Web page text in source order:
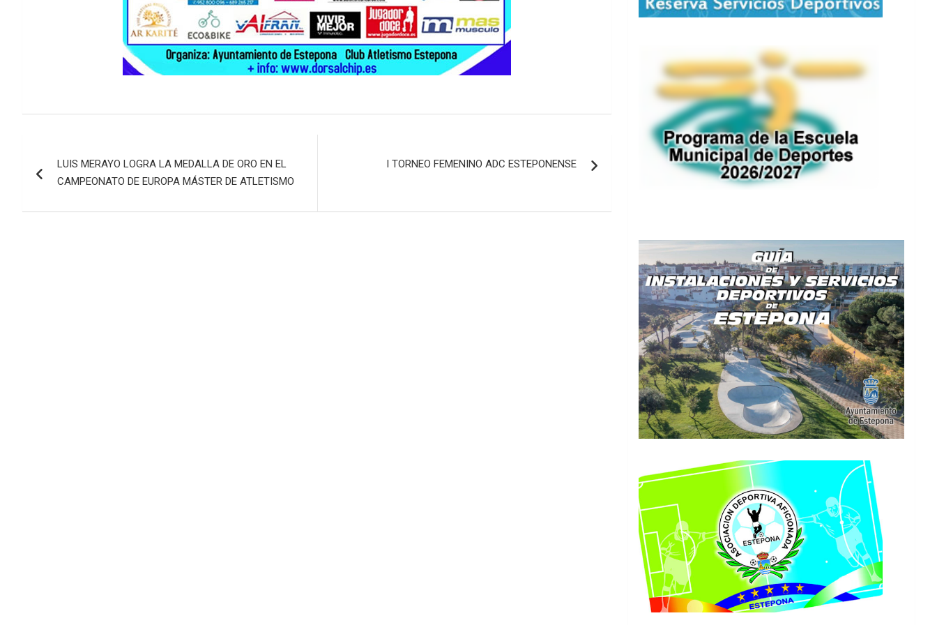
de
entradas
LUIS MERAYO LOGRA LA MEDALLA DE ORO EN EL
CAMPEONATO DE EUROPA MÁSTER DE ATLETISMO
I TORNEO FEMENINO ADC ESTEPONENSE